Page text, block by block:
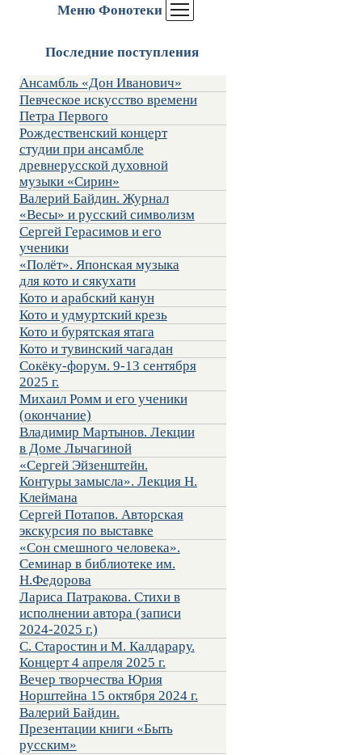
Меню Фонотеки
Последние поступления
Ансамбль «Дон Иванович»
Певческое искусство времени
Петра Первого
Рождественский концерт
студии при ансамбле
древнерусской духовной
музыки «Сирин»
Валерий Байдин. Журнал
«Весы» и русский символизм
Сергей Герасимов и его
ученики
«Полёт». Японская музыка
для кото и сякухати
Кото и арабский канун
Кото и удмуртский крезь
Кото и бурятская ятага
Кото и тувинский чагадан
Сокёку-форум. 9-13 сентября
2025 г.
Михаил Ромм и его ученики
(окончание)
Владимир Мартынов. Лекции
в Доме Лычагиной
«Сергей Эйзенштейн.
Контуры замысла». Лекция Н.
Клеймана
Сергей Потапов. Авторская
экскурсия по выставке
«Сон смешного человека».
Семинар в библиотеке им.
Н.Федорова
Лариса Патракова. Стихи в
исполнении автора (записи
2024-2025 г.)
С. Старостин и М. Калдарару.
Концерт 4 апреля 2025 г.
Вечер творчества Юрия
Норштейна 15 октября 2024 г.
Валерий Байдин.
Презентации книги «Быть
русским»